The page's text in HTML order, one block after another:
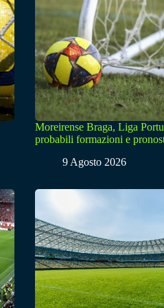
Moreirense Braga, Liga
probabili formazioni e
9 Agosto 2026